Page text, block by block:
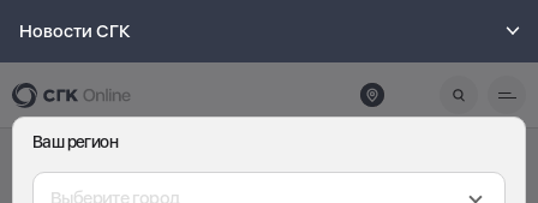
Новости СГК
Ваш регион
Выберите город